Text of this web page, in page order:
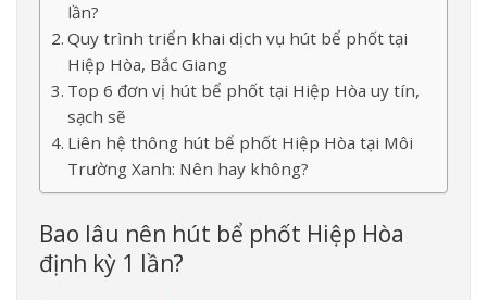
lần?
Quy trình triển khai dịch vụ hút bể phốt tại
Hiệp Hòa, Bắc Giang
Top 6 đơn vị hút bể phốt tại Hiệp Hòa uy tín,
sạch sẽ
Liên hệ thông hút bể phốt Hiệp Hòa tại Môi
Trường Xanh: Nên hay không?
Bao lâu nên hút bể phốt Hiệp Hòa
định kỳ 1 lần?